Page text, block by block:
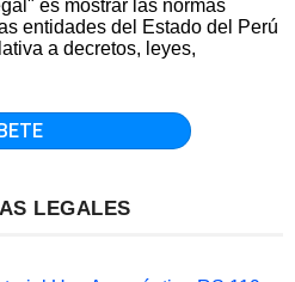
es mostrar las normas
entidades del Estado del Perú
a decretos, leyes,
LEGALES